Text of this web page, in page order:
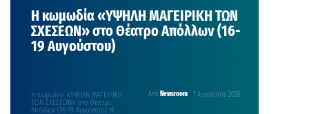
Η κωμωδία «ΥΨΗΛΗ ΜΑΓΕΙΡΙΚΗ ΤΩΝ
ΣΧΕΣΕΩΝ» στο Θέατρο Απόλλων (16-
19 Αυγούστου)
Από Newsroom 7 Αυγούστου 2026
Η κωμωδία «ΥΨΗΛΗ ΜΑΓΕΙΡΙΚΗ
ΤΩΝ ΣΧΕΣΕΩΝ» στο Θέατρο
Απόλλων (16-19 Αυγούστου) Η